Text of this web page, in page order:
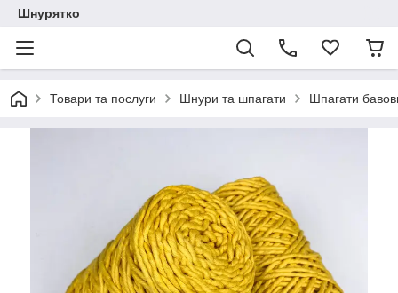
Шнурятко
Товари та послуги Шнури та шпагати Шпагати